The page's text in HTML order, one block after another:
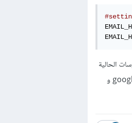
بالنسبة للخطأ الموجود في الصورة يجب القيام بتقليل مستوى الامان في حساب البريد الالكتروني الخاص ب google و